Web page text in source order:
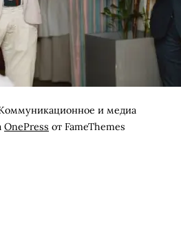
и медиа
OnePress от FameThemes